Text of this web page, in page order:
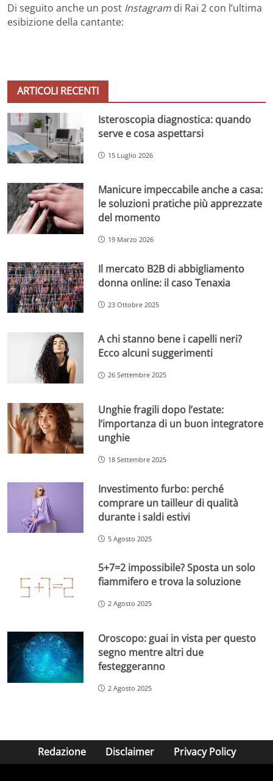
Di seguito anche un post Instagram di Rai 2 con l’ultima
esibizione della cantante:
ARTICOLI RECENTI
Isteroscopia diagnostica: quando
serve e cosa aspettarsi
15 Luglio 2026
Manicure impeccabile anche a casa:
le soluzioni pratiche più apprezzate
del momento
19 Marzo 2026
Il mercato B2B di abbigliamento
donna online: il caso Tenaxia
23 Ottobre 2025
A chi stanno bene i capelli neri?
Ecco alcuni suggerimenti
26 Settembre 2025
Unghie fragili dopo l’estate:
l’importanza di un buon integratore
unghie
18 Settembre 2025
Investimento furbo: perché
comprare un tailleur di qualità
durante i saldi estivi
5 Agosto 2025
5+7=2 impossibile? Sposta un solo
fiammifero e trova la soluzione
2 Agosto 2025
Oroscopo: guai in vista per questo
segno mentre altri due
festeggeranno
2 Agosto 2025
Redazione Disclaimer Privacy Policy